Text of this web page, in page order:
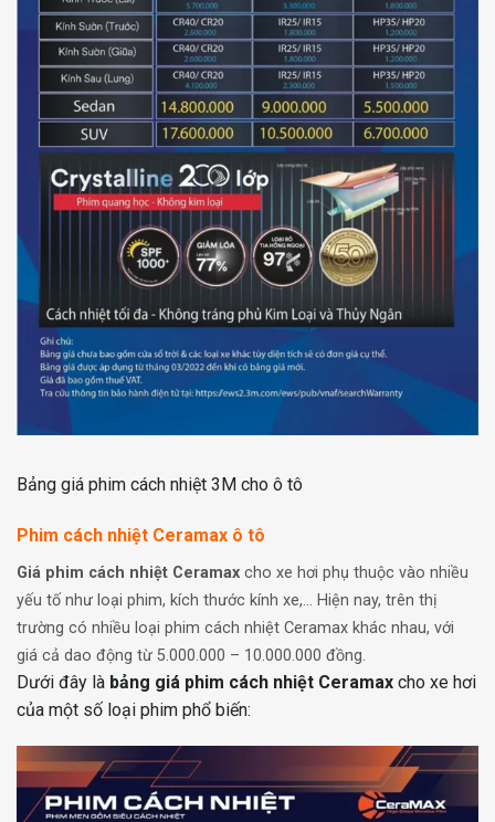
Bảng giá phim cách nhiệt 3M cho ô tô
Phim cách nhiệt Ceramax ô tô
Giá phim cách nhiệt Ceramax cho xe hơi phụ thuộc vào nhiều
yếu tố như loại phim, kích thước kính xe,… Hiện nay, trên thị
trường có nhiều loại phim cách nhiệt Ceramax khác nhau, với
giá cả dao động từ 5.000.000 – 10.000.000 đồng.
Dưới đây là bảng giá phim cách nhiệt Ceramax cho xe hơi
của một số loại phim phổ biến: